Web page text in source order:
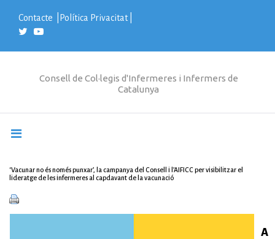
t
Contacte Política Privacitat|
Consell de Col·legis d'Infermeres i Infermers de
Catalunya
‘Vacunar no és només punxar’, la campanya del Consell i l’AIFICC per visibilitzar el
lideratge de les infermeres al capdavant de la vacunació
A